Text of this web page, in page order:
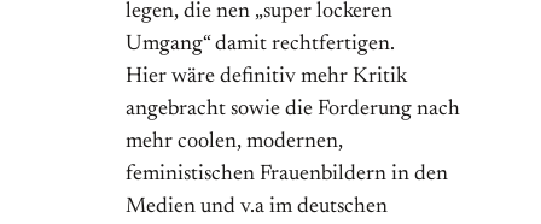
legen, die nen „super lockeren
Umgang“ damit rechtfertigen.
Hier wäre definitiv mehr Kritik
angebracht sowie die Forderung nach
mehr coolen, modernen,
feministischen Frauenbildern in den
Medien und v.a im deutschen